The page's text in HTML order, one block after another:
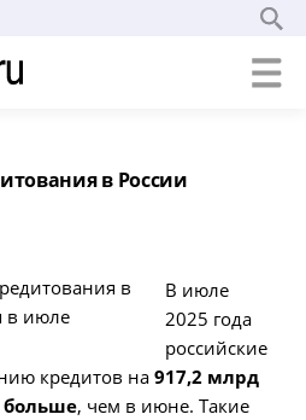
в России
В июле
2025 года
российские
кредитов на 917,2 млрд
больше, чем в июне. Такие